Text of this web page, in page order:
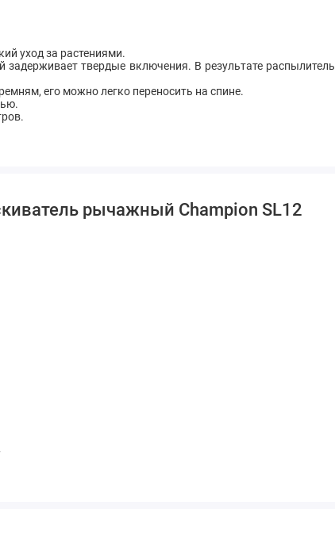
уход за растениями.
твердые включения. В результате распылитель
его можно легко переносить на спине.
рычажный Champion SL12